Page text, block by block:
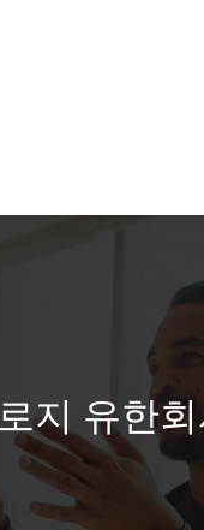
지 유한